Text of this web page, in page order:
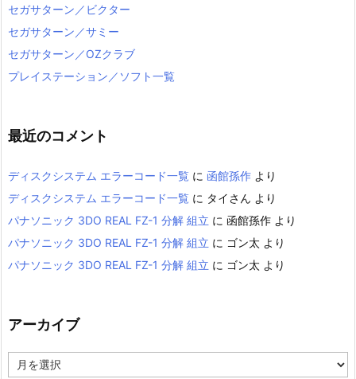
セガサターン／ビクター
セガサターン／サミー
セガサターン／OZクラブ
プレイステーション／ソフト一覧
最近のコメント
ディスクシステム エラーコード一覧 に 函館孫作 より
ディスクシステム エラーコード一覧 に タイさん より
パナソニック 3DO REAL FZ-1 分解 組立 に 函館孫作 より
パナソニック 3DO REAL FZ-1 分解 組立 に ゴン太 より
パナソニック 3DO REAL FZ-1 分解 組立 に ゴン太 より
アーカイブ
ー